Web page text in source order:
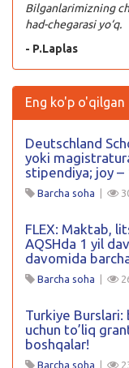
Bilganlarimizning
had-chegarasi yo‘q.
- P.Laplas
Eng ko'p o'qilgan
Deutschland
yoki
stipendiya; joy –
Barcha soha |
FLEX: Maktab,
AQSHda 1 yil
davomida
Barcha soha |
Turkiye Burslari:
uchun to’liq
boshqalar!
Barcha soha |